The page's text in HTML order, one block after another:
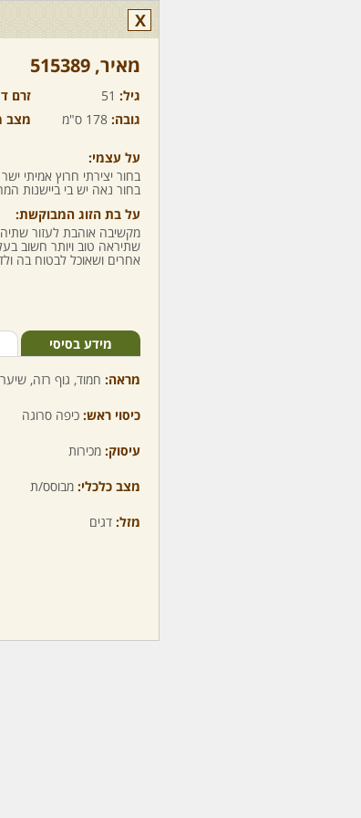
X
מאיר,‏ 515389
גיל: 51 זרם
גובה: 178 ס"מ מצב
על עצמי:
בחור יצירתי חרוץ אמיתי
בחור נאה יש בי ביישנות
על בת הזוג המבוקשת:
מקשיבה אוהבת לעזור
שתיראה טוב ויותר חשוב
אחרים ושאוכל לבטוח בה
מידע בסיסי
מראה: חמוד, גוף רזה,
כיסוי ראש: כיפה סרוגה
עיסוק: מכירות
מצב כלכלי: מבוסס/ת
מזל: דגים